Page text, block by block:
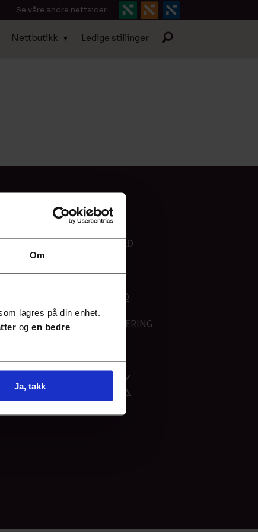
Om
lagres på din enhet.
og en bedre
Ja, takk
Se våre andre nettsider:
Nettbutikk Ledige stillinger
ANNONSER
*ANNONSØRINNHOLD
*ANNONSE PÅ NETT
ANNONSE I FAGBLAD
*PERSONVERNERKLÆRING